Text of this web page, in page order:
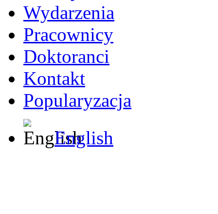
Wydarzenia
Pracownicy
Doktoranci
Kontakt
Popularyzacja
English